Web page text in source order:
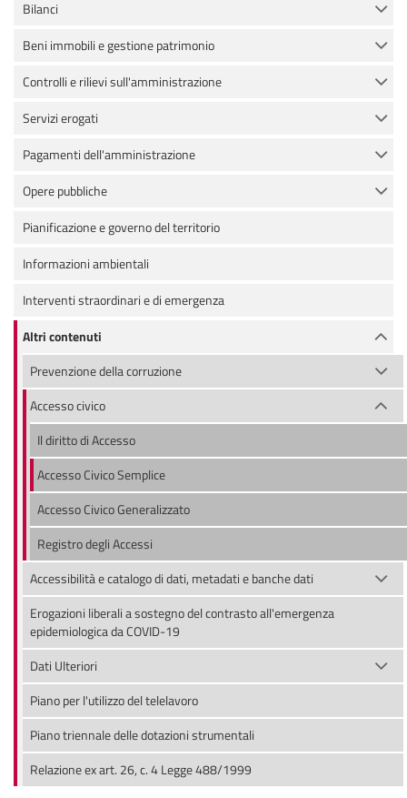
Bilanci
Beni immobili e gestione patrimonio
Controlli e rilievi sull'amministrazione
Servizi erogati
Pagamenti dell'amministrazione
Opere pubbliche
Pianificazione e governo del territorio
Informazioni ambientali
Interventi straordinari e di emergenza
Altri contenuti
Prevenzione della corruzione
Accesso civico
Il diritto di Accesso
Accesso Civico Semplice
Accesso Civico Generalizzato
Registro degli Accessi
Accessibilità e catalogo di dati, metadati e banche dati
Erogazioni liberali a sostegno del contrasto all'emergenza
epidemiologica da COVID-19
Dati Ulteriori
Piano per l'utilizzo del telelavoro
Piano triennale delle dotazioni strumentali
Relazione ex art. 26, c. 4 Legge 488/1999